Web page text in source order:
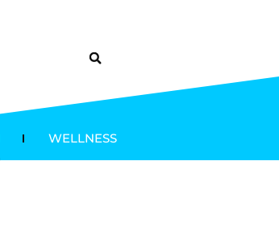
WELLNESS